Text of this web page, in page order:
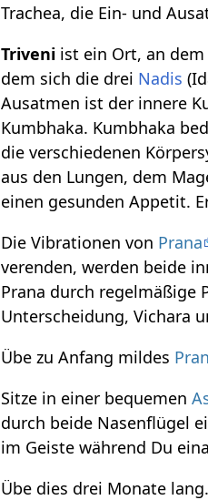
Trachea, die Ein- und
Triveni ist ein Ort, an
dem sich die drei Nadis
Ausatmen ist der innere
Kumbhaka. Kumbhaka
die verschiedenen
aus den Lungen, dem
einen gesunden Appetit.
Die Vibrationen von Prana
verenden, werden beide
Prana durch regelmäßige
Unterscheidung, Vichara
Übe zu Anfang mildes
Sitze in einer bequemen
durch beide Nasenflügel
im Geiste während Du
Übe dies drei Monate